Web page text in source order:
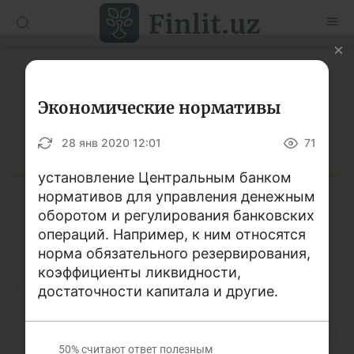
Рус
Статьи
Учебные материалы
Книги по финансовой грамотности
Видео
Проекты
Фотогалерея
Глоссарий
Кириллица Латиница
А Б В Г Д Е
Экономические нормативы
28 янв 2020 12:01 71
установление Центральным банком
нормативов для управления денежным
оборотом и регулирования банковских
операций. Например, к ним относятся
норма обязательного резервирования,
коэффициенты ликвидности,
достаточности капитала и другие.
50%считают ответ полезным